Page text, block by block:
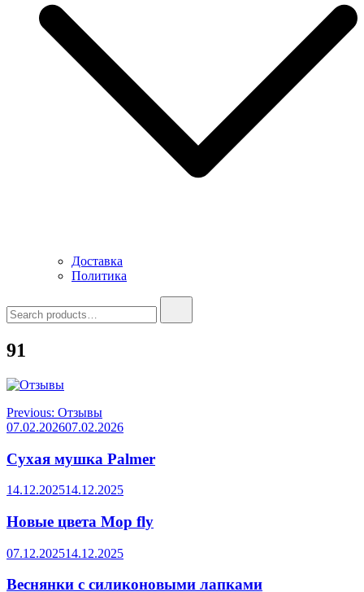
Доставка
Политика
for:
91
Навигация
по
записям
Previous: Отзывы
07.02.202607.02.2026
Сухая мушка Palmer
14.12.202514.12.2025
Новые цвета Mop fly
07.12.202514.12.2025
Веснянки с силиконовыми лапками